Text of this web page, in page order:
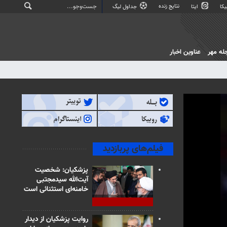
ایتا نتایج زنده جداول لیگ
مهر عناوین اخبار
فیلم‌های پربازدید
پزشکیان: شخصیت
آیت‌الله سیدمجتبی
خامنه‌ای استثنائی است
روایت پزشکیان از دیدار